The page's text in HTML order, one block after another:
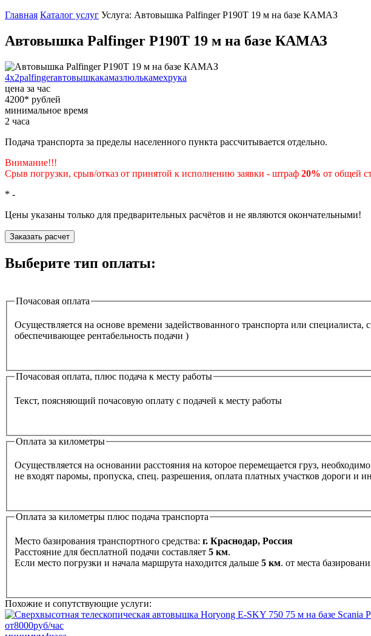
Главная Каталог услуг Услуга: Автовышка Palfinger P190T 19 м на базе КАМАЗ
Автовышка Palfinger P190T 19 м на базе КАМАЗ
4x2palfingerавтовышкакамазлюлькамехрука
цена за час
4200* рублей
минимальное время
2 часа
Подача транспорта за пределы населенного пункта рассчитывается отдельно.
Внимание!!!
Срыв погрузки, срыв/отказ от принятой к исполнению заявки - штраф 20% от общей
* -
Цены указаны только для предварительных расчётов и не являются окончательными!
Заказать расчет
Выберите тип оплаты:
Почасовая оплата
Осуществляется на основе времени задействованного транспорта или
обеспечивающее рентабельность подачи )
Почасовая оплата, плюс подача к месту работы
Текст, поясняющий почасовую оплату с подачей к месту работы
Оплата за километры
Осуществляется на основании расстояния на которое перемещается груз,
не входят паромы, пропуска, спец. разрешения, оплата платных участков дороги и
Оплата за километры плюс подача транспорта
Место базирования транспортного средства: г. Краснодар, Россия
Расстояние для бесплатной подачи составляет 5 км.
Если место погрузки и начала маршрута находится дальше 5 км. от места
Похожие и сопутствующие услуги:
от8000руб/час